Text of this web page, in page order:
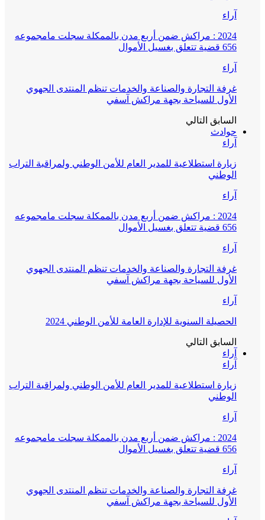
آراء
2024 : مراكش ضمن أربع مدن بالممكلة سجلت مامجموعه
656 قضية تتعلق بغسيل الأموال
آراء
غرفة التجارة والصناعة والخدمات تنظم المنتدى الجهوي
الأول للسياحة بجهة مراكش آسفي
السابق التالي
حوادث
آراء
زيارة استطلاعية للمدير العام للأمن الوطني ولمراقبة التراب
الوطني
آراء
2024 : مراكش ضمن أربع مدن بالممكلة سجلت مامجموعه
656 قضية تتعلق بغسيل الأموال
آراء
غرفة التجارة والصناعة والخدمات تنظم المنتدى الجهوي
الأول للسياحة بجهة مراكش آسفي
آراء
الحصيلة السنوية للإدارة العامة للأمن الوطني 2024
السابق التالي
آراء
آراء
زيارة استطلاعية للمدير العام للأمن الوطني ولمراقبة التراب
الوطني
آراء
2024 : مراكش ضمن أربع مدن بالممكلة سجلت مامجموعه
656 قضية تتعلق بغسيل الأموال
آراء
غرفة التجارة والصناعة والخدمات تنظم المنتدى الجهوي
الأول للسياحة بجهة مراكش آسفي